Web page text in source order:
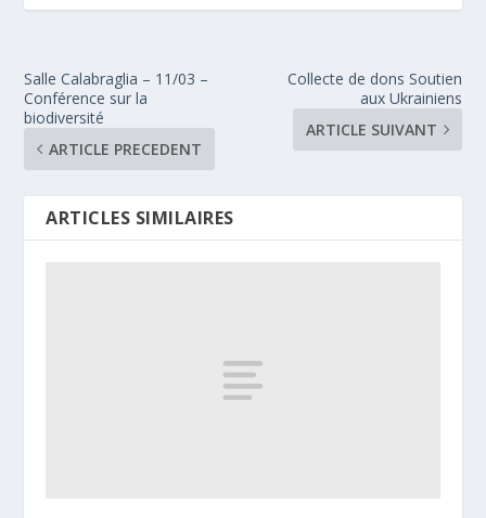
Salle Calabraglia – 11/03 –
Conférence sur la
biodiversité
ARTICLE PRECEDENT
Collecte de dons Soutien
aux Ukrainiens
ARTICLE SUIVANT
ARTICLES SIMILAIRES